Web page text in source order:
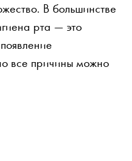
В большинстве
рта — это
все причины можно